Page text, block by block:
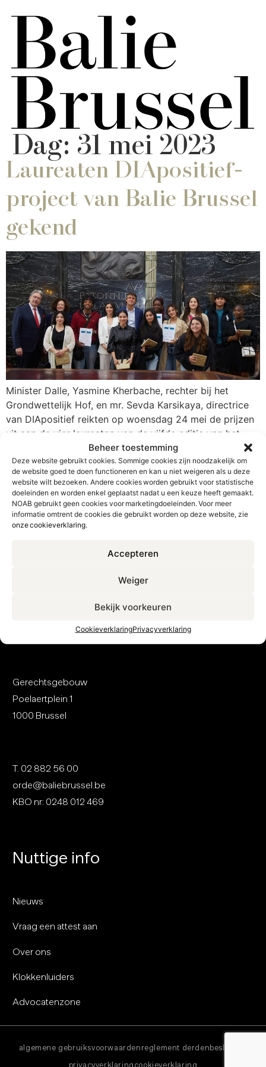
Beheer toestemming
Deze website gebruikt cookies. Sommige cookies zijn noodzakelijk om
de website goed te doen functioneren en kan u niet weigeren als u deze
website wilt bezoeken. Andere cookies worden gebruikt voor statistische
doeleinden en worden enkel geplaatst nadat u een keuze heeft gemaakt.
NOAB gebruikt geen cookies voor marketingdoeleinden. Voor meer
informatie omtrent de cookies die gebruikt worden op deze website, zie
onze cookieverklaring.
Accepteren
Weiger
Bekijk voorkeuren
CookieverklaringPrivacyverklaring
Dag: 31 mei 2023
Laureaten DIApositief-
project van Balie Brussel
gekend
Minister Dalle, Yasmine Kherbache, rechter bij het
Grondwettelijk Hof, en mr. Sevda Karsikaya, directrice
van DIApositief reikten op woensdag 24 mei de prijzen
uit aan de vier laureaten van de vijfde editie van het
DIApositief-project van Balie Brussel. Stafhouder
Bernard Derveaux stelde dat “de essais over de
‘Rechtsstaat’ dit jaar bijzonder kwalitatief waren en de
punten […]
Gerechtsgebouw
Poelaertplein 1
1000 Brussel
T. 02 882 56 00
orde@baliebrussel.be
KBO nr: 0248 012 469
Nuttige info
Nieuws
Vraag een attest aan
Over ons
Klokkenluiders
Advocatenzone
algemene gebruiksvoorwaarden reglement derdenbeslissing
privacyverklaring cookieverklaring